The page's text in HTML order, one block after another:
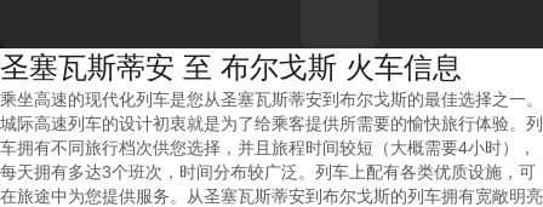
圣塞瓦斯蒂安 至 布尔戈斯 火车信息
乘坐高速的现代化列车是您从圣塞瓦斯蒂安到布尔戈斯的最佳选择之一。
城际高速列车的设计初衷就是为了给乘客提供所需要的愉快旅行体验。列
车拥有不同旅行档次供您选择，并且旅程时间较短（大概需要4小时），
每天拥有多达3个班次，时间分布较广泛。列车上配有各类优质设施，可
在旅途中为您提供服务。从圣塞瓦斯蒂安到布尔戈斯的列车拥有宽敞明亮